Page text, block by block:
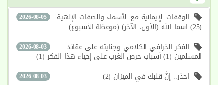
2026-08-05 الوقفات الإيمانية مع الأسماء والصفات الإلهية
(25) اسما الله (الأول، الآخر) (موعظة الأسبوع)
2026-08-03 الفكر الخرافي الكلامي وجنايته على عقائد
المسلمين (1) أسباب حرص الغرب على إحياء هذا الفكر (1)
2026-08-03 احذر.. إنَّ قلبك في الميزان (2)